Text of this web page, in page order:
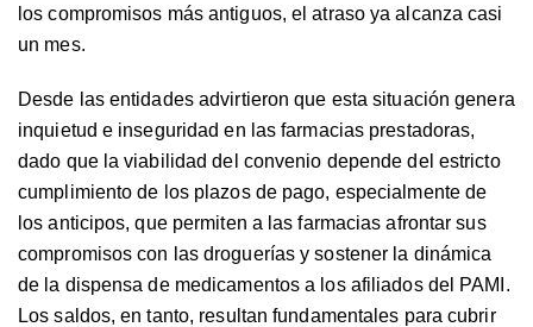
los compromisos más antiguos, el atraso ya alcanza casi
un mes.
Desde las entidades advirtieron que esta situación genera
inquietud e inseguridad en las farmacias prestadoras,
dado que la viabilidad del convenio depende del estricto
cumplimiento de los plazos de pago, especialmente de
los anticipos, que permiten a las farmacias afrontar sus
compromisos con las droguerías y sostener la dinámica
de la dispensa de medicamentos a los afiliados del PAMI.
Los saldos, en tanto, resultan fundamentales para cubrir